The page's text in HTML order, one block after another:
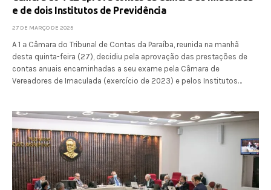
e de dois Institutos de Previdência
27 DE MARÇO DE 2025
A 1 ª Câmara do Tribunal de Contas da Paraíba, reunida na manhã
desta quinta-feira (27), decidiu pela aprovação das prestações de
contas anuais encaminhadas a seu exame pela Câmara de
Vereadores de Imaculada (exercício de 2023) e pelos Institutos…